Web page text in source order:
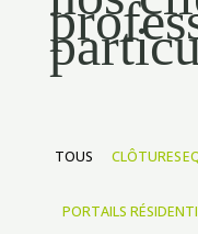
TOUS CLÔTURES
PORTAILS